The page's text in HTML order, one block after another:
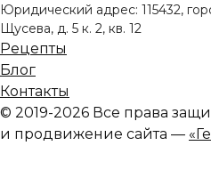
Юридический адрес: 115432,
Щусева, д. 5 к. 2, кв. 12
Рецепты
Блог
Контакты
© 2019-2026 Все права
и продвижение сайта —